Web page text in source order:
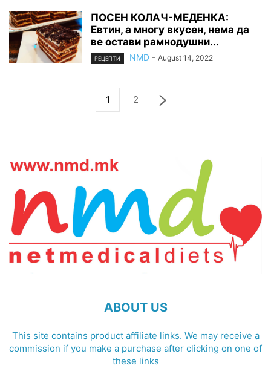
ПОСЕН КОЛАЧ-МЕДЕНКА:
Евтин, а многу вкусен, нема да
ве остави рамнодушни...
РЕЦЕПТИ NMD - August 14, 2022
1 2
ABOUT US
This site contains product affiliate links. We may receive a
commission if you make a purchase after clicking on one of
these links